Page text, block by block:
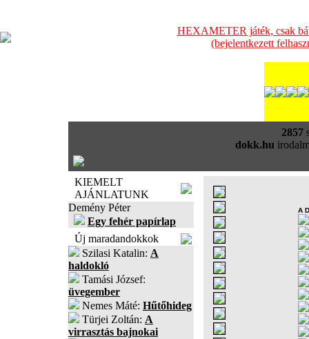
HEXAMETER játék, csak
(bejelentkezett
2857
dokk.hu
KIEMELT
AJÁNLATUNK
Demény Péter
Egy fehér papírlap
Új maradandokkok
Szilasi Katalin: A
haldokló
Tamási József:
üvegember
Nemes Máté: Hűtőhideg
Türjei Zoltán: A
virrasztás bajnokai
A